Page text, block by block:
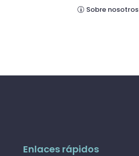
Sobre nosotros
Enlaces rápidos